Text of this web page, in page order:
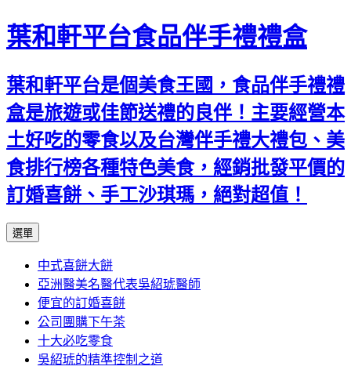
葉和軒平台食品伴手禮禮盒
葉和軒平台是個美食王國，食品伴手禮禮
盒是旅遊或佳節送禮的良伴！主要經營本
土好吃的零食以及台灣伴手禮大禮包、美
食排行榜各種特色美食，經銷批發平價的
訂婚喜餅、手工沙琪瑪，絕對超值！
選單
內
容
中式喜餅大餅
亞洲醫美名醫代表吳紹琥醫師
便宜的訂婚喜餅
公司團購下午茶
十大必吃零食
吳紹琥的精準控制之道